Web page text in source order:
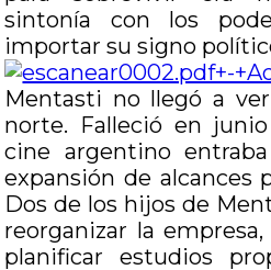
sintonía con los
importar su signo
Mentasti no llegó a
norte. Falleció en
cine argentino
expansión de alcances
Dos de los hijos de
reorganizar la
planificar estudios